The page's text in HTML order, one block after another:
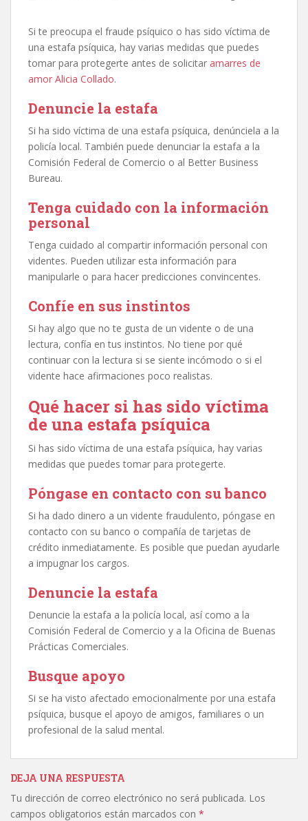
Si te preocupa el fraude psíquico o has sido víctima de
una estafa psíquica, hay varias medidas que puedes
tomar para protegerte antes de solicitar amarres de
amor Alicia Collado.
Denuncie la estafa
Si ha sido víctima de una estafa psíquica, denúnciela a la
policía local. También puede denunciar la estafa a la
Comisión Federal de Comercio o al Better Business
Bureau.
Tenga cuidado con la información
personal
Tenga cuidado al compartir información personal con
videntes. Pueden utilizar esta información para
manipularle o para hacer predicciones convincentes.
Confíe en sus instintos
Si hay algo que no te gusta de un vidente o de una
lectura, confía en tus instintos. No tiene por qué
continuar con la lectura si se siente incómodo o si el
vidente hace afirmaciones poco realistas.
Qué hacer si has sido víctima
de una estafa psíquica
Si has sido víctima de una estafa psíquica, hay varias
medidas que puedes tomar para protegerte.
Póngase en contacto con su banco
Si ha dado dinero a un vidente fraudulento, póngase en
contacto con su banco o compañía de tarjetas de
crédito inmediatamente. Es posible que puedan ayudarle
a impugnar los cargos.
Denuncie la estafa
Denuncie la estafa a la policía local, así como a la
Comisión Federal de Comercio y a la Oficina de Buenas
Prácticas Comerciales.
Busque apoyo
Si se ha visto afectado emocionalmente por una estafa
psíquica, busque el apoyo de amigos, familiares o un
profesional de la salud mental.
DEJA UNA RESPUESTA
Tu dirección de correo electrónico no será publicada. Los
campos obligatorios están marcados con *